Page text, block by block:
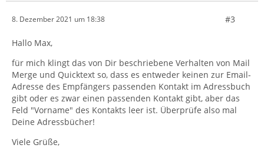
8. Dezember 2021 um 18:38 #3
Hallo Max,
für mich klingt das von Dir beschriebene Verhalten von Mail
Merge und Quicktext so, dass es entweder keinen zur Email-
Adresse des Empfängers passenden Kontakt im Adressbuch
gibt oder es zwar einen passenden Kontakt gibt, aber das
Feld "Vorname" des Kontakts leer ist. Überprüfe also mal
Deine Adressbücher!
Viele Grüße,